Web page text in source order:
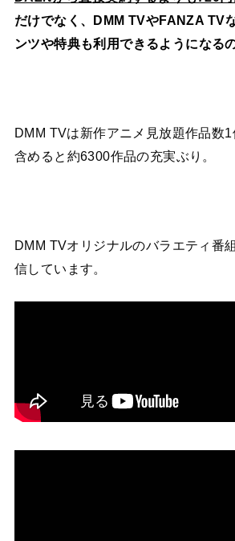
だけでなく、DMM TVやFANZA TV
ンツや特典も利用できるようになる
DMM TVは新作アニメ見放題作品数
含めると約6300作品の充実ぶり。
DMM TVオリジナルのバラエティ番
信しています。